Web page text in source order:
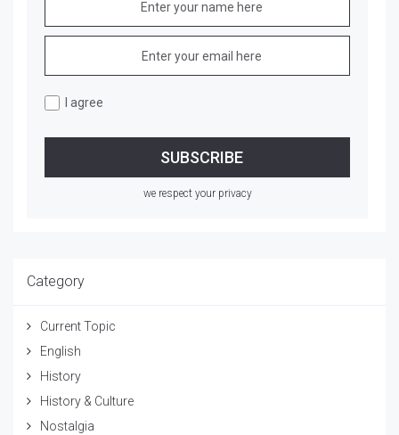
I agree
we respect your privacy
Category
Current Topic
English
History
History & Culture
Nostalgia